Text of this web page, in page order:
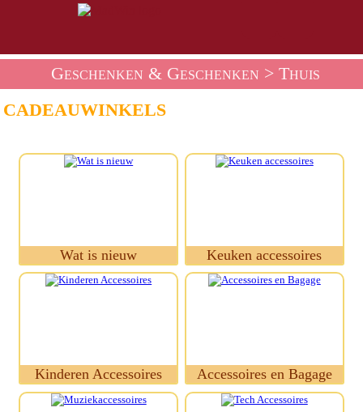
Geschenken & Geschenken > Thuis
CADEAUWINKELS
Wat is nieuw Keuken accessoires
Kinderen Accessoires Accessoires en Bagage